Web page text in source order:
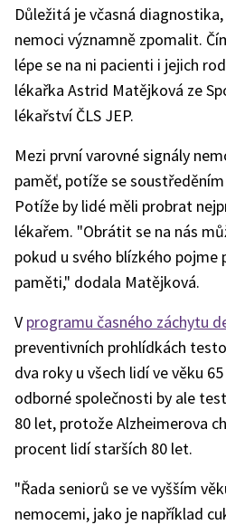
Důležitá je včasná
nemoci významně zpomalit.
lépe se na ni pacienti i jejich
lékařka Astrid Matějková ze
lékařství ČLS JEP.
Mezi první varovné signály
paměť, potíže se
Potíže by lidé měli probrat
lékařem. "Obrátit se na nás
pokud u svého blízkého pojme
paměti," dodala Matějková.
Vprogramu časného záchytu
preventivních prohlídkách
dva roky u všech lidí ve věku
odborné společnosti by ale
80 let, protože Alzheimerova
procent lidí starších 80 let.
"Řada seniorů se ve vyšším
nemocemi, jako je například